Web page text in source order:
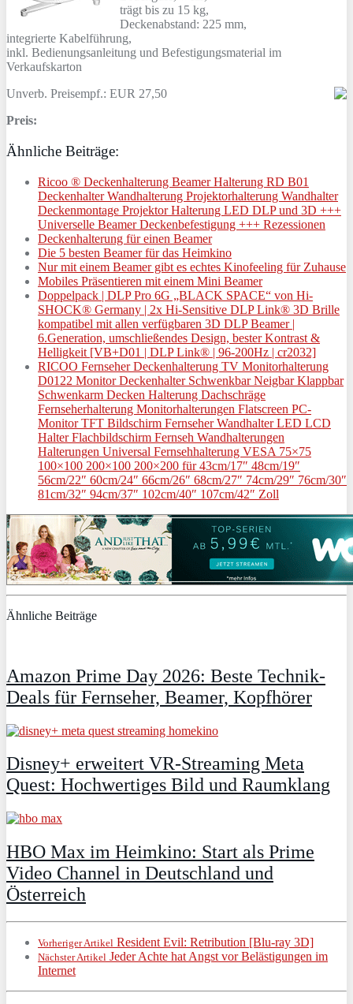
trägt bis zu 15 kg,
Deckenabstand: 225 mm,
integrierte Kabelführung,
inkl. Bedienungsanleitung und Befestigungsmaterial im
Verkaufskarton
Unverb. Preisempf.: EUR 27,50
Preis:
Ähnliche Beiträge:
Ricoo ® Deckenhalterung Beamer Halterung RD B01
Deckenhalter Wandhalterung Projektorhalterung Wandhalter
Deckenmontage Projektor Halterung LED DLP und 3D +++
Universelle Beamer Deckenbefestigung +++ Rezessionen
Deckenhalterung für einen Beamer
Die 5 besten Beamer für das Heimkino
Nur mit einem Beamer gibt es echtes Kinofeeling für Zuhause
Mobiles Präsentieren mit einem Mini Beamer
Doppelpack | DLP Pro 6G „BLACK SPACE“ von Hi-
SHOCK® Germany | 2x Hi-Sensitive DLP Link® 3D Brille
kompatibel mit allen verfügbaren 3D DLP Beamer |
6.Generation, umschließendes Design, bester Kontrast &
Helligkeit [VB+D01 | DLP Link® | 96-200Hz | cr2032]
RICOO Fernseher Deckenhalterung TV Monitorhalterung
D0122 Monitor Deckenhalter Schwenkbar Neigbar Klappbar
Schwenkarm Decken Halterung Dachschräge
Fernseherhalterung Monitorhalterungen Flatscreen PC-
Monitor TFT Bildschirm Fernseher Wandhalter LED LCD
Halter Flachbildschirm Fernseh Wandhalterungen
Halterungen Universal Fernsehhalterung VESA 75×75
100×100 200×100 200×200 für 43cm/17″ 48cm/19″
56cm/22″ 60cm/24″ 66cm/26″ 68cm/27″ 74cm/29″ 76cm/30″
81cm/32″ 94cm/37″ 102cm/40″ 107cm/42″ Zoll
Ähnliche Beiträge
Amazon Prime Day 2026: Beste Technik-
Deals für Fernseher, Beamer, Kopfhörer
Disney+ erweitert VR‑Streaming Meta
Quest: Hochwertiges Bild und Raumklang
HBO Max im Heimkino: Start als Prime
Video Channel in Deutschland und
Österreich
Vorheriger Artikel Resident Evil: Retribution [Blu-ray 3D]
Nächster Artikel Jeder Achte hat Angst vor Belästigungen im
Internet